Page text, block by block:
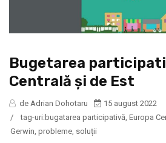
Bugetarea
Centrală și de Est
de Adrian Dohotaru
15 august 2022
/
tag-uri:bugatarea participativă Europa
Gerwin probleme soluții